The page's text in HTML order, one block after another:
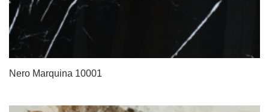
Nero Marquina 10001